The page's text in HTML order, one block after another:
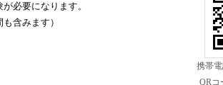
必要になります。
含みます）
携帯
QRコ